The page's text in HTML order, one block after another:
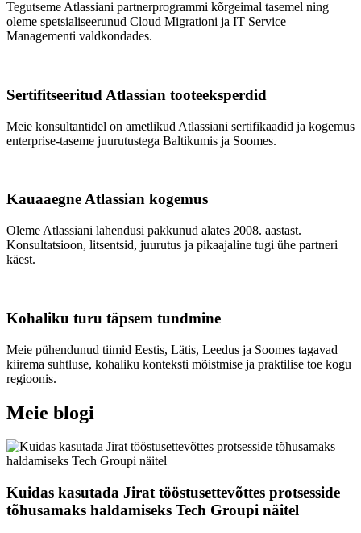
Tegutseme Atlassiani partnerprogrammi kõrgeimal tasemel ning
oleme spetsialiseerunud Cloud Migrationi ja IT Service
Managementi valdkondades.
Sertifitseeritud Atlassian tooteeksperdid
Meie konsultantidel on ametlikud Atlassiani sertifikaadid ja kogemus
enterprise-taseme juurutustega Baltikumis ja Soomes.
Kauaaegne Atlassian kogemus
Oleme Atlassiani lahendusi pakkunud alates 2008. aastast.
Konsultatsioon, litsentsid, juurutus ja pikaajaline tugi ühe partneri
käest.
Kohaliku turu täpsem tundmine
Meie pühendunud tiimid Eestis, Lätis, Leedus ja Soomes tagavad
kiirema suhtluse, kohaliku konteksti mõistmise ja praktilise toe kogu
regioonis.
Meie blogi
Kuidas kasutada Jirat tööstusettevõttes protsesside
tõhusamaks haldamiseks Tech Groupi näitel